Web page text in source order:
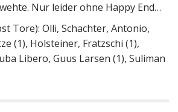
Nur leider ohne Happy End…
Tore): Olli, Schachter, Antonio,
(1), Holsteiner, Fratzschi (1),
Libero, Guus Larsen (1), Suliman